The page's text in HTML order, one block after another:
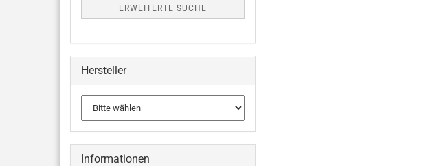
ERWEITERTE SUCHE
Hersteller
Informationen